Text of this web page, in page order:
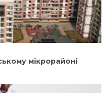
мікрорайоні